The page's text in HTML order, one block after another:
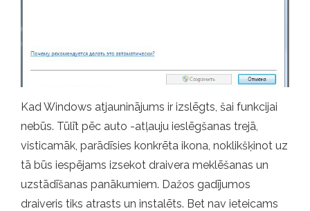
Kad Windows atjauninājums ir izslēgts, šai funkcijai
nebūs. Tūlīt pēc auto -atļauju ieslēgšanas trejā,
visticamāk, parādīsies konkrēta ikona, noklikšķinot uz
tā būs iespējams izsekot draivera meklēšanas un
uzstādīšanas panākumiem. Dažos gadījumos
draiveris tiks atrasts un instalēts. Bet nav ieteicams